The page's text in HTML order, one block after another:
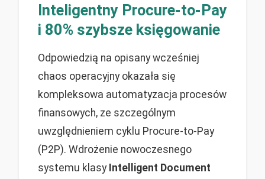
Inteligentny Procure-to-Pay
i 80% szybsze księgowanie
Odpowiedzią na opisany wcześniej
chaos operacyjny okazała się
kompleksowa automatyzacja procesów
finansowych, ze szczególnym
uwzględnieniem cyklu Procure-to-Pay
(P2P). Wdrożenie nowoczesnego
systemu klasy Intelligent Document